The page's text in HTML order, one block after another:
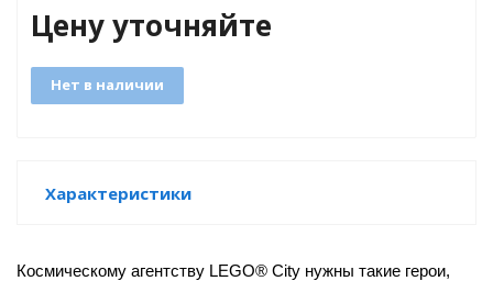
Цену уточняйте
Нет в наличии
Характеристики
Космическому агентству LEGO® City нужны такие герои,